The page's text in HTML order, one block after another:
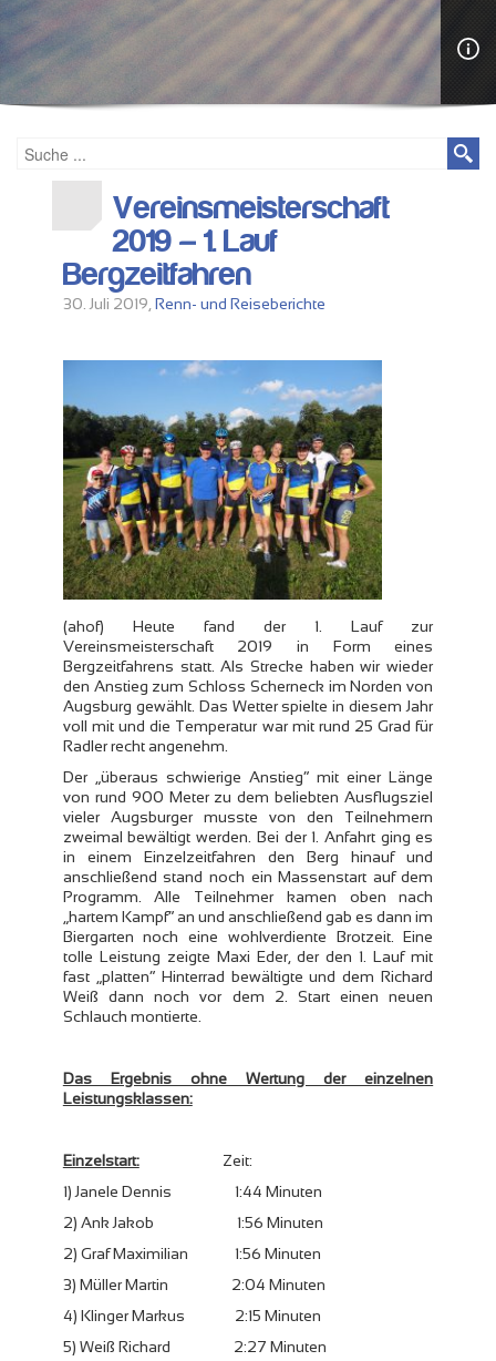
Vereinsmeisterschaft
2019 – 1. Lauf
Bergzeitfahren
30. Juli 2019, Renn- und Reiseberichte
(ahof) Heute fand der 1. Lauf zur
Vereinsmeisterschaft 2019 in Form eines
Bergzeitfahrens statt. Als Strecke haben wir wieder
den Anstieg zum Schloss Scherneck im Norden von
Augsburg gewählt. Das Wetter spielte in diesem Jahr
voll mit und die Temperatur war mit rund 25 Grad für
Radler recht angenehm.
Der „überaus schwierige Anstieg“ mit einer Länge
von rund 900 Meter zu dem beliebten Ausflugsziel
vieler Augsburger musste von den Teilnehmern
zweimal bewältigt werden. Bei der 1. Anfahrt ging es
in einem Einzelzeitfahren den Berg hinauf und
anschließend stand noch ein Massenstart auf dem
Programm. Alle Teilnehmer kamen oben nach
„hartem Kampf“ an und anschließend gab es dann im
Biergarten noch eine wohlverdiente Brotzeit. Eine
tolle Leistung zeigte Maxi Eder, der den 1. Lauf mit
fast „platten“ Hinterrad bewältigte und dem Richard
Weiß dann noch vor dem 2. Start einen neuen
Schlauch montierte.
Das Ergebnis ohne Wertung der einzelnen
Leistungsklassen:
Einzelstart:Zeit:
1) Janele Dennis 1:44 Minuten
2) Ank Jakob 1:56 Minuten
2) Graf Maximilian 1:56 Minuten
3) Müller Martin 2:04 Minuten
4) Klinger Markus 2:15 Minuten
5) Weiß Richard 2:27 Minuten